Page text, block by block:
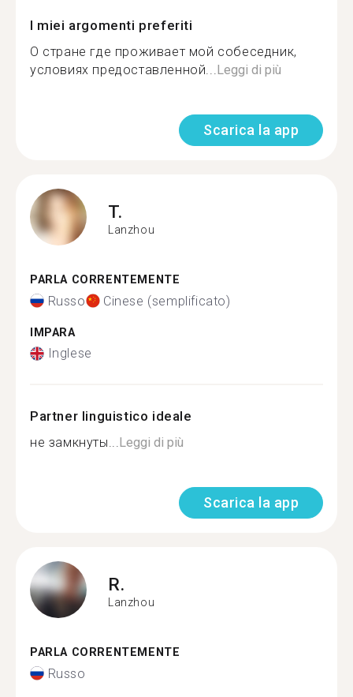
I miei argomenti preferiti
О стране где проживает мой собеседник,
условиях предоставленной...Leggi di più
Scarica la app
T.
Lanzhou
PARLA CORRENTEMENTE
Russo Cinese (semplificato)
IMPARA
Inglese
Partner linguistico ideale
не замкнуты...Leggi di più
Scarica la app
R.
Lanzhou
PARLA CORRENTEMENTE
Russo